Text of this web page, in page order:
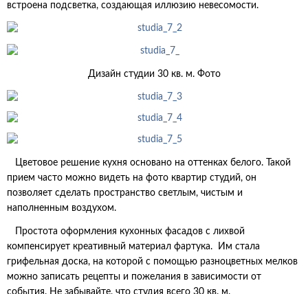
встроена подсветка, создающая иллюзию невесомости.
Дизайн студии 30 кв. м. Фото
Цветовое решение кухня основано на оттенках белого. Такой
прием часто можно видеть на фото квартир студий, он
позволяет сделать пространство светлым, чистым и
наполненным воздухом.
Простота оформления кухонных фасадов с лихвой
компенсирует креативный материал фартука. Им стала
грифельная доска, на которой с помощью разноцветных мелков
можно записать рецепты и пожелания в зависимости от
события. Не забывайте, что студия всего 30 кв. м.